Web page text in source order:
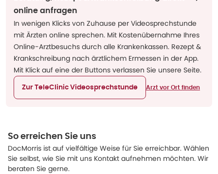
online anfragen
In wenigen Klicks von Zuhause per Videosprechstunde
mit Ärzten online sprechen. Mit Kostenübernahme Ihres
Online-Arztbesuchs durch alle Krankenkassen. Rezept &
Krankschreibung nach ärztlichem Ermessen in der App.
Mit Klick auf eine der Buttons verlassen Sie unsere Seite.
Zur TeleClinic Videosprechstunde Arzt vor Ort finden
So erreichen Sie uns
DocMorris ist auf vielfältige Weise für Sie erreichbar. Wählen
Sie selbst, wie Sie mit uns Kontakt aufnehmen möchten. Wir
beraten Sie gerne.